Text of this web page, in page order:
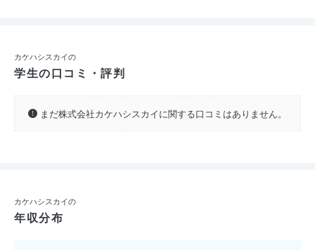
カケハシスカイの
学生の口コミ・評判
まだ株式会社カケハシスカイに関する口コミはありません。
カケハシスカイの
年収分布